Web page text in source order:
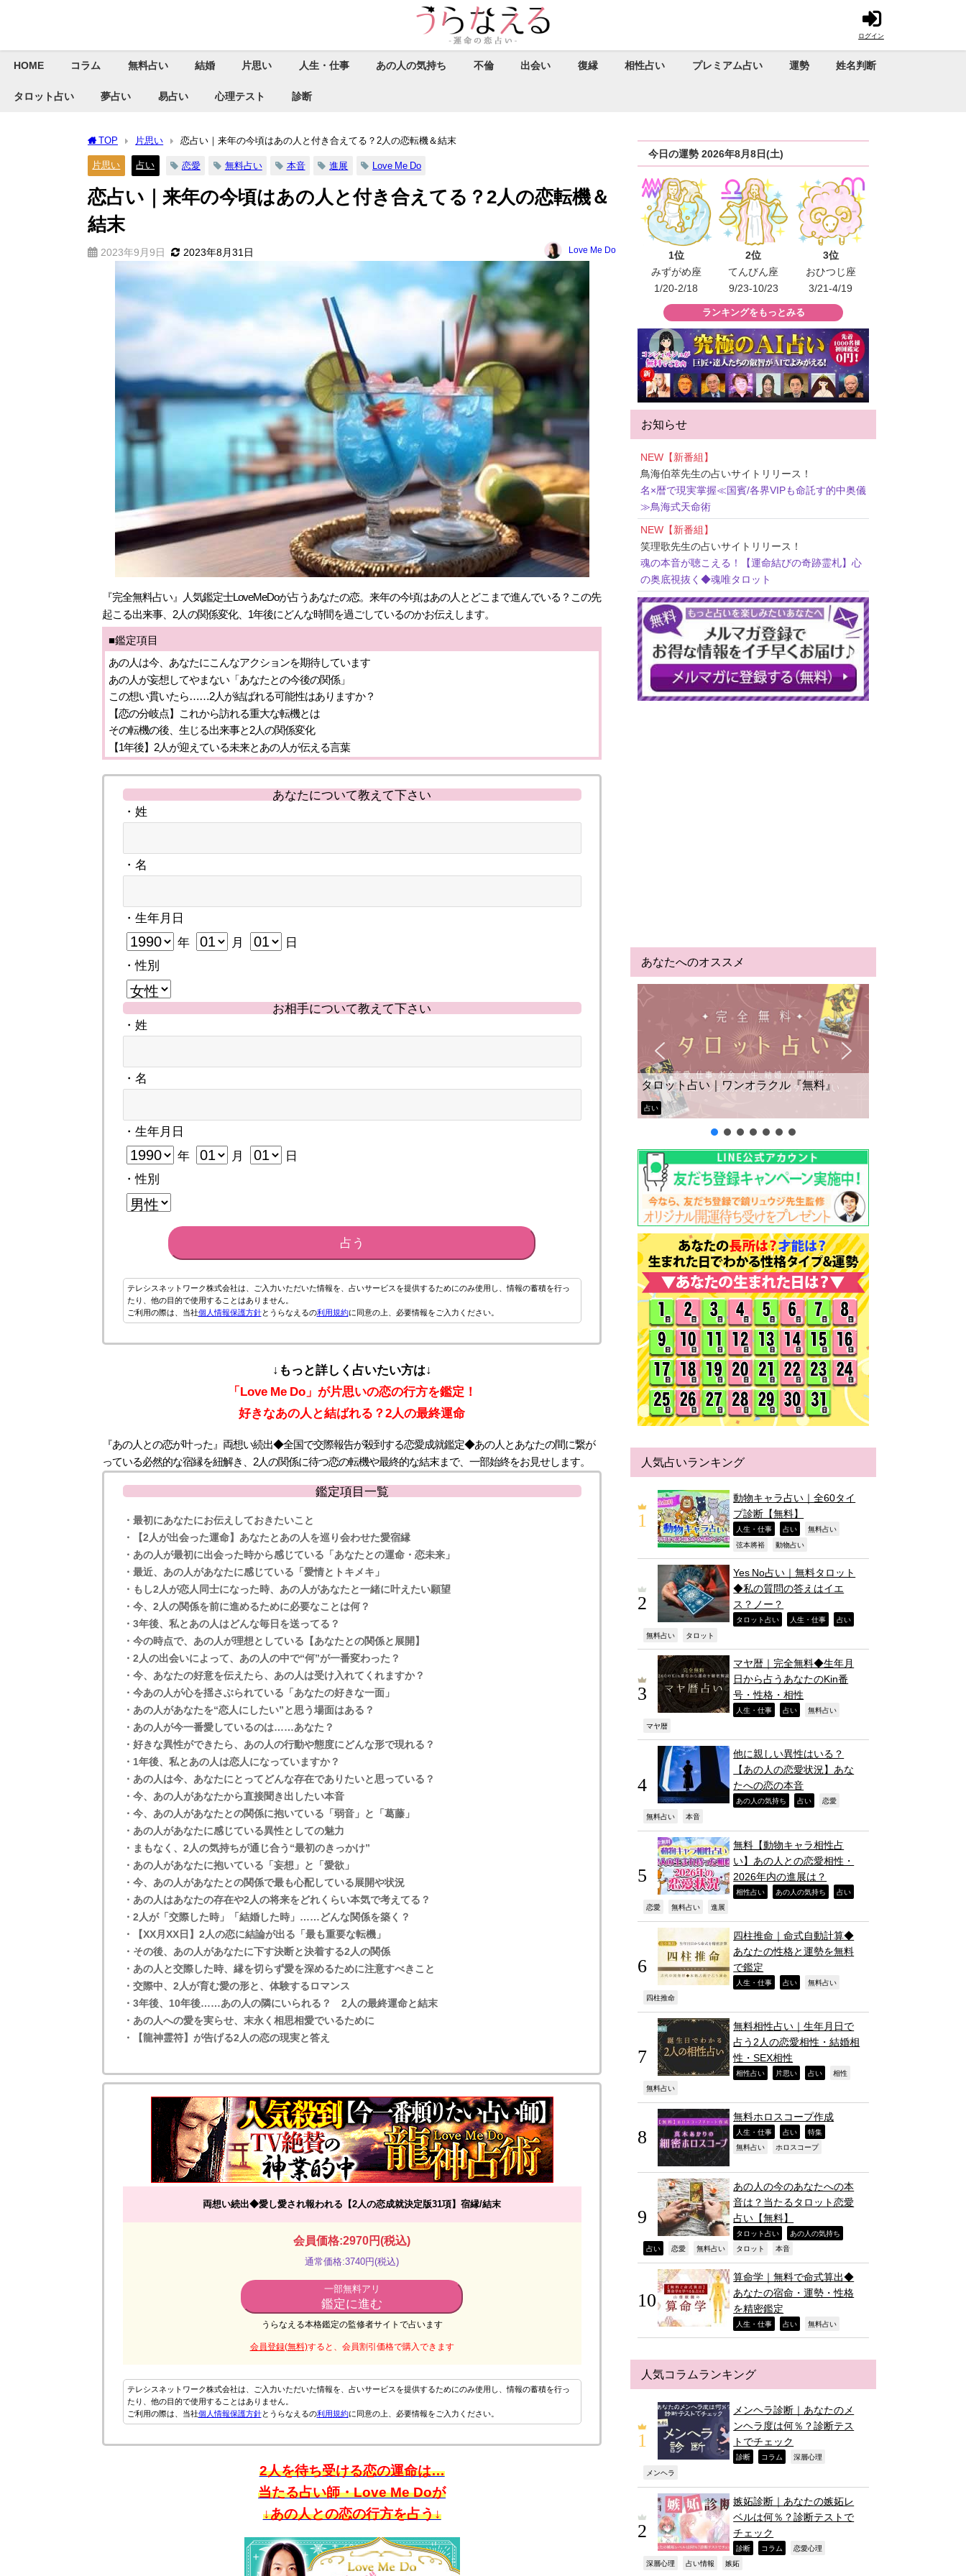
ログイン
HOME コラム 無料占い 結婚 片思い 人生・仕事 あの人の気持ち 不倫 出会い 復縁 相性占い プレミアム占い 運勢 姓名判断
タロット占い 夢占い 易占い 心理テスト 診断
TOP 片思い 恋占い｜来年の今頃はあの人と付き合えてる？2人の恋転機＆結末
片思い 占い 恋愛 無料占い 本音 進展 Love Me Do
恋占い｜来年の今頃はあの人と付き合えてる？2人の恋転機＆
結末
2023年9月9日 2023年8月31日 Love Me Do
『完全無料占い』人気鑑定士LoveMeDoが占うあなたの恋。来年の今頃はあの人とどこまで進んでいる？この先
起こる出来事、2人の関係変化、1年後にどんな時間を過ごしているのかお伝えします。
■鑑定項目
あの人は今、あなたにこんなアクションを期待しています
あの人が妄想してやまない「あなたとの今後の関係」
この想い貫いたら……2人が結ばれる可能性はありますか？
【恋の分岐点】これから訪れる重大な転機とは
その転機の後、生じる出来事と2人の関係変化
【1年後】2人が迎えている未来とあの人が伝える言葉
あなたについて教えて下さい
・姓
・名
・生年月日
年 月
日
・性別
お相手について教えて下さい
・姓
・名
・生年月日
年 月
日
・性別
占う
テレシスネットワーク株式会社は、ご入力いただいた情報を、占いサービスを提供するためにのみ使用し、情報の蓄積を行っ
たり、他の目的で使用することはありません。
ご利用の際は、当社個人情報保護方針とうらなえるの利用規約に同意の上、必要情報をご入力ください。
↓もっと詳しく占いたい方は↓
「Love Me Do」が片思いの恋の行方を鑑定！
好きなあの人と結ばれる？2人の最終運命
『あの人との恋が叶った』両想い続出◆全国で交際報告が殺到する恋愛成就鑑定◆あの人とあなたの間に繋が
っている必然的な宿縁を紐解き、2人の関係に待つ恋の転機や最終的な結末まで、一部始終をお見せします。
鑑定項目一覧
・最初にあなたにお伝えしておきたいこと
・【2人が出会った運命】あなたとあの人を巡り会わせた愛宿縁
・あの人が最初に出会った時から感じている「あなたとの運命・恋未来」
・最近、あの人があなたに感じている「愛情とトキメキ」
・もし2人が恋人同士になった時、あの人があなたと一緒に叶えたい願望
・今、2人の関係を前に進めるために必要なことは何？
・3年後、私とあの人はどんな毎日を送ってる？
・今の時点で、あの人が理想としている【あなたとの関係と展開】
・2人の出会いによって、あの人の中で“何”が一番変わった？
・今、あなたの好意を伝えたら、あの人は受け入れてくれますか？
・今あの人が心を揺さぶられている「あなたの好きな一面」
・あの人があなたを“恋人にしたい”と思う場面はある？
・あの人が今一番愛しているのは……あなた？
・好きな異性ができたら、あの人の行動や態度にどんな形で現れる？
・1年後、私とあの人は恋人になっていますか？
・あの人は今、あなたにとってどんな存在でありたいと思っている？
・今、あの人があなたから直接聞き出したい本音
・今、あの人があなたとの関係に抱いている「弱音」と「葛藤」
・あの人があなたに感じている異性としての魅力
・まもなく、2人の気持ちが通じ合う“最初のきっかけ”
・あの人があなたに抱いている「妄想」と「愛欲」
・今、あの人があなたとの関係で最も心配している展開や状況
・あの人はあなたの存在や2人の将来をどれくらい本気で考えてる？
・2人が「交際した時」「結婚した時」……どんな関係を築く？
・【XX月XX日】2人の恋に結論が出る「最も重要な転機」
・その後、あの人があなたに下す決断と決着する2人の関係
・あの人と交際した時、縁を切らず愛を深めるために注意すべきこと
・交際中、2人が育む愛の形と、体験するロマンス
・3年後、10年後……あの人の隣にいられる？ 2人の最終運命と結末
・あの人への愛を実らせ、末永く相思相愛でいるために
・【龍神霊符】が告げる2人の恋の現実と答え
両想い続出◆愛し愛され報われる【2人の恋成就決定版31項】宿縁/結末
会員価格:2970円(税込)
通常価格:3740円(税込)
一部無料アリ
鑑定に進む
うらなえる本格鑑定の監修者サイトで占います
会員登録(無料)すると、会員割引価格で購入できます
テレシスネットワーク株式会社は、ご入力いただいた情報を、占いサービスを提供するためにのみ使用し、情報の蓄積を行っ
たり、他の目的で使用することはありません。
ご利用の際は、当社個人情報保護方針とうらなえるの利用規約に同意の上、必要情報をご入力ください。
2人を待ち受ける恋の運命は…
当たる占い師・Love Me Doが
↓あの人との恋の行方を占う↓
今日の運勢 2026年8月8日(土)
1位
みずがめ座
1/20-2/18
2位
てんびん座
9/23-10/23
3位
おひつじ座
3/21-4/19
ランキングをもっとみる
お知らせ
NEW【新番組】
鳥海伯萃先生の占いサイトリリース！
名×暦で現実掌握≪国賓/各界VIPも命託す的中奥儀
≫鳥海式天命術
NEW【新番組】
笑理歌先生の占いサイトリリース！
魂の本音が聴こえる！【運命結びの奇跡霊札】心
の奥底視抜く◆魂唯タロット
あなたへのオススメ
タロット占い｜ワンオラクル『無料』
占い
人気占いランキング
動物キャラ占い｜全60タイ
プ診断【無料】
人生・仕事 占い 無料占い
弦本將裕 動物占い
Yes No占い｜無料タロット
◆私の質問の答えはイエ
ス？ノー？
タロット占い 人生・仕事 占い
無料占い タロット
マヤ暦｜完全無料◆生年月
日から占うあなたのKin番
号・性格・相性
人生・仕事 占い 無料占い
マヤ暦
他に親しい異性はいる？
【あの人の恋愛状況】あな
たへの恋の本音
あの人の気持ち 占い 恋愛
無料占い 本音
無料【動物キャラ相性占
い】あの人との恋愛相性・
2026年内の進展は？
相性占い あの人の気持ち 占い
恋愛 無料占い 進展
四柱推命｜命式自動計算◆
あなたの性格と運勢を無料
で鑑定
人生・仕事 占い 無料占い
四柱推命
無料相性占い｜生年月日で
占う2人の恋愛相性・結婚相
性・SEX相性
相性占い 片思い 占い 相性
無料占い
無料ホロスコープ作成
人生・仕事 占い 特集
無料占い ホロスコープ
あの人の今のあなたへの本
音は？当たるタロット恋愛
占い【無料】
タロット占い あの人の気持ち
占い 恋愛 無料占い タロット 本音
算命学｜無料で命式算出◆
あなたの宿命・運勢・性格
を精密鑑定
人生・仕事 占い 無料占い
人気コラムランキング
メンヘラ診断｜あなたのメ
ンヘラ度は何％？診断テス
トでチェック
診断 コラム 深層心理
メンヘラ
嫉妬診断｜あなたの嫉妬レ
ベルは何％？診断テストで
チェック
診断 コラム 恋愛心理
深層心理 占い情報 嫉妬